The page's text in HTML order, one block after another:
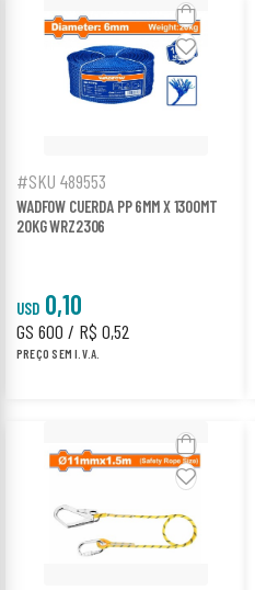
#SKU 489553
WADFOW CUERDA PP 6MM X 1300MT
20KG WRZ2306
USD 0,10
GS 600 / R$ 0,52
PREÇO SEM I.V.A.